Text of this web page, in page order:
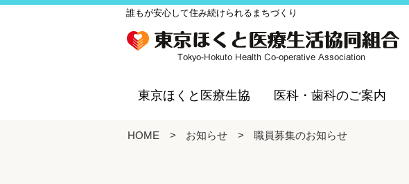
誰もが安心して住み続けられるまちづくり
東京ほくと医療生協 医科・歯科のご案内
HOME > お知らせ > 職員募集のお知らせ